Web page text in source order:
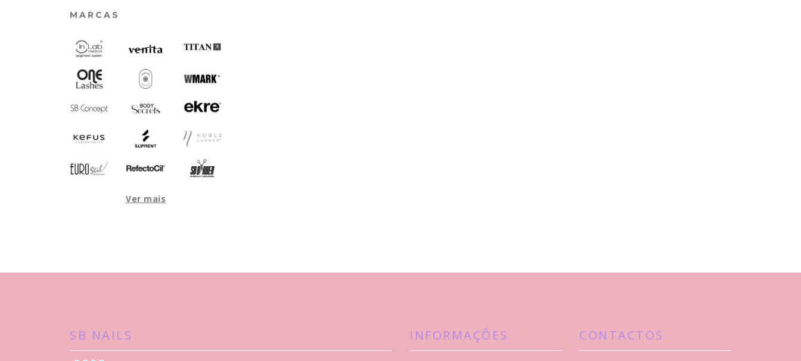
MARCAS
Ver mais
SB NAILS INFORMAÇÕES CONTACTOS